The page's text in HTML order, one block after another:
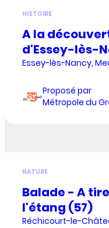
HISTOIRE
A la
d'Essey-lès-
Essey-lès-Nancy,
Proposé par
Métropole du
NATURE
Balade - A
l'étang (57)
Réchicourt-le-